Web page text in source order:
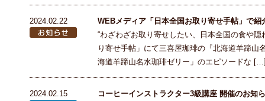
2024.02.22
WEBメディア「日本全国お取り寄せ手帖」で紹
“わざわざお取り寄せしたい、日本全国の食や
り寄せ手帖」にて三喜屋珈琲の『北海道羊蹄
海道羊蹄山名水珈琲ゼリー」のエピソードな
2024.02.15
コーヒーインストラクター3級講座 開催のお知